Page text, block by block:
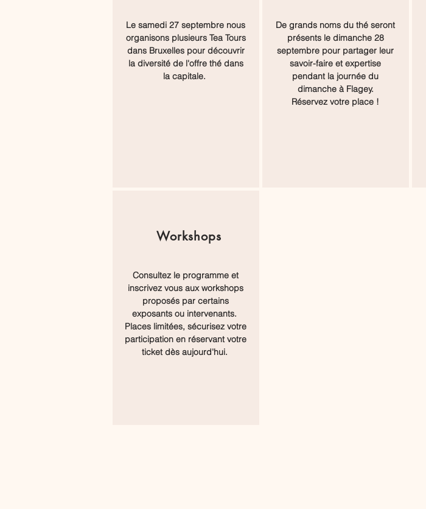
Le samedi 27 septembre nous
organisons plusieurs Tea Tours
dans Bruxelles pour découvrir
la diversité de l'offre thé dans
la capitale.
De grands noms du thé seront
présents le dimanche 28
septembre pour partager leur
savoir-faire et expertise
pendant la journée du
dimanche à Flagey.
Réservez votre place !
Workshops
Consultez le programme et
inscrivez vous aux workshops
proposés par certains
exposants ou intervenants.
Places limitées, sécurisez votre
participation en réservant votre
ticket dès aujourd'hui.